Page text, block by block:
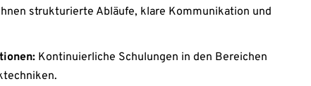
strukturierte Abläufe, klare Kommunikation und
Kontinuierliche Schulungen in den Bereichen